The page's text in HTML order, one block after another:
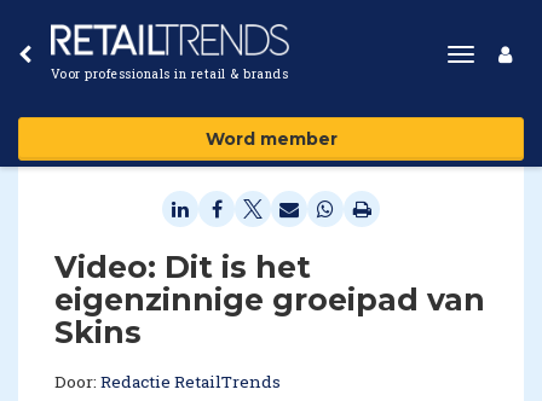
Voor professionals in retail & brands
Toggle
Word member
Video: Dit is het
eigenzinnige groeipad van
Skins
Door: Redactie RetailTrends